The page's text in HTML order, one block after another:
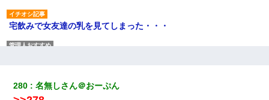
宅飲みで女友達の乳を見てしまった・・・
【驚愕】5000円でＪＫと行為してきたが後悔しかない…
280 名無しさん＠おーぷん